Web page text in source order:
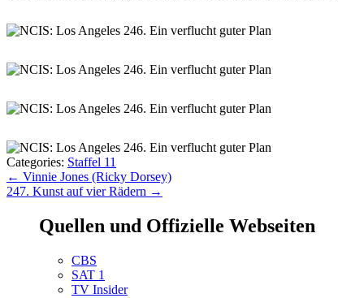
Categories: Staffel 11
Beitragsnavigation
← Vinnie Jones (Ricky Dorsey)
247. Kunst auf vier Rädern →
Quellen und Offizielle Webseiten
CBS
SAT 1
TV Insider